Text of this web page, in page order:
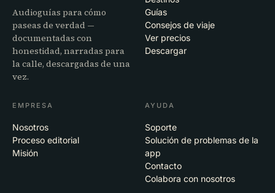
Audioguías para cómo
paseas de verdad —
documentadas con
honestidad, narradas para
la calle, descargadas de una
vez.
Guías
Consejos de viaje
Ver precios
Descargar
EMPRESA
Nosotros
Proceso editorial
Misión
AYUDA
Soporte
Solución de problemas de la
app
Contacto
Colabora con nosotros